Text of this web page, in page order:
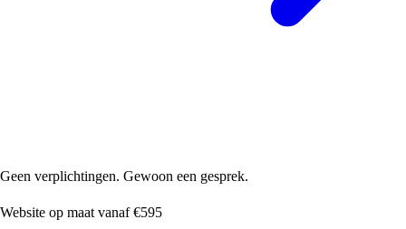
Geen verplichtingen. Gewoon een gesprek.
Website op maat vanaf €595